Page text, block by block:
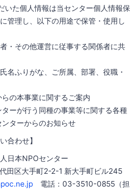
いた個人情報は当センター個人情報保
管理し、以下の用途で保管・使用し
・その他運営に従事する関係者に共
名ふりがな、ご所属、部署、役職・
の本事業に関するご案内
ターが行う同種の事業等に関する各種
ターからのお知らせ
合わせ】
日本NPOセンター
田区大手町2-2-1 新大手町ビル245
電話：03-3510-0855（担